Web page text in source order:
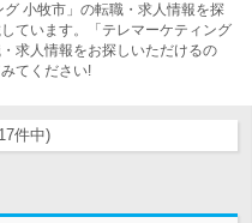
小牧市」の転職・求人情報を探
ています。「テレマーケティング
求人情報をお探しいただけるの
てください!
件中)